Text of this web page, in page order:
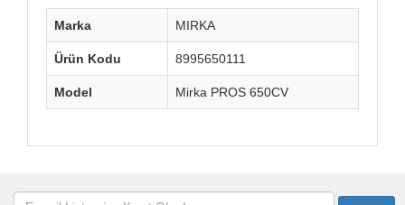
Marka MIRKA
Ürün Kodu 8995650111
Model Mirka PROS 650CV